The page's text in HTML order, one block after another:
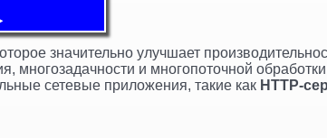
значительно улучшает
многозадачности и многопоточной
сетевые приложения, такие как HTTP-